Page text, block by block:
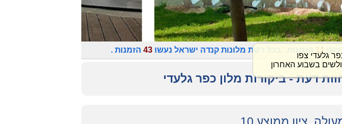
11 הזמנות. בכל רשת מלונות קנדה ישראל נעשו43 הזמנות .
דעת - ביקורות מלון כפר גלעדי
גלעדי צפו